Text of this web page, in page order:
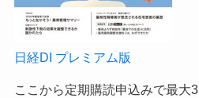
日経DI プレミアム版
ここから定期購読申込みで最大